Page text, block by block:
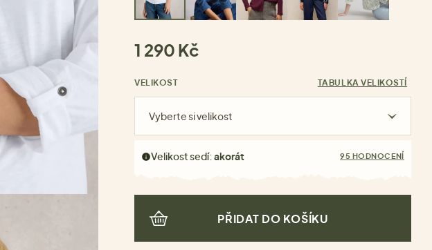
1 290 Kč
VELIKOST TABULKA VELIKOSTÍ
Vyberte si velikost
Velikost sedí:akorát 95 HODNOCENÍ
PŘIDAT DO KOŠÍKU